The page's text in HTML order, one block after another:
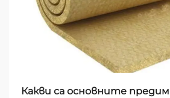
Какви са основните